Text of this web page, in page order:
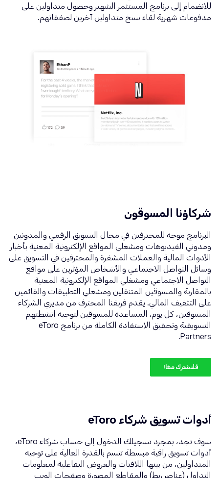
للانضمام إلى برنامج المستثمر الشهير وحصول متداولين على
مدفوعات شهرية لقاء نسخ متداولين آخرين لصفقاتهم.
شركاؤنا المسوقون
البرنامج موجه للمحترفين في مجال التسويق الرقمي والمدونين
ومدوني الفيديوهات ومشغلي المواقع الإلكترونية المعنية بأخبار
الأدوات المالية والعملات المشفرة والمحترفين في التسويق على
وسائل التواصل الاجتماعي والأشخاص المؤثرين على مواقع
التواصل الاجتماعي ومشغلي المواقع الإلكترونية المعنية
بالمقارنة والمسوقين المتنقلين ومشغلي التطبيقات والقائمين
على التثقيف المالي. يقدم فريقنا المحترف من مديري الشركاء
المسوقين، كل يوم، المساعدة للمسوقين لتوجيه أنشطتهم
التسويقية وتحقيق الاستفادة الكاملة من برنامج eToro
Partners.
فلنشترك معًا!
أدوات تسويق شركاء eToro
سوف تجد، بمجرد تسجيلك الدخول إلى حساب شركاء eToro،
أدوات تسويق راقية مبسطة تتسم بالقدرة العالية على توجيه
المتداولين، من بينها اللافتات والعروض التفاعلية لمعلومات
التداول (عناصر ربط) والمقاطع المصورة وصفحات الويب